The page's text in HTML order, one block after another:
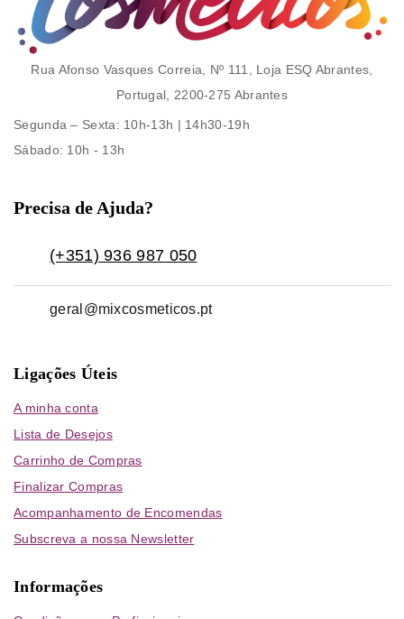
Rua Afonso Vasques Correia, Nº 111, Loja ESQ Abrantes,
Portugal, 2200-275 Abrantes
Segunda – Sexta: 10h-13h | 14h30-19h
Sábado: 10h - 13h
Precisa de Ajuda?
(+351) 936 987 050
geral@mixcosmeticos.pt
Ligações Úteis
A minha conta
Lista de Desejos
Carrinho de Compras
Finalizar Compras
Acompanhamento de Encomendas
Subscreva a nossa Newsletter
Informações